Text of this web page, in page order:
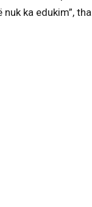
ka edukim”, tha